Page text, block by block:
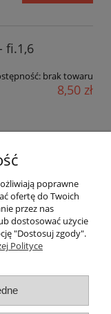
fi.1,6
brak towaru
8,50 zł
6 »
poprawne
ofertę do Twoich
przez nas
dostosować użycie
"Dostosuj zgody".
Polityce